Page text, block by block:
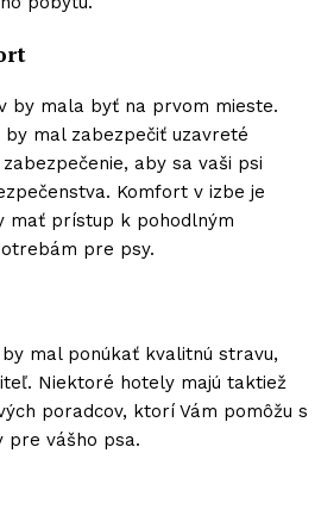
by mala byť na prvom mieste.
by mal zabezpečiť uzavreté
aby sa vaši psi
Komfort v izbe je
mať prístup k pohodlným
pre psy.
by mal ponúkať kvalitnú stravu,
Niektoré hotely majú taktiež
poradcov, ktorí Vám pomôžu s
pre vášho psa.